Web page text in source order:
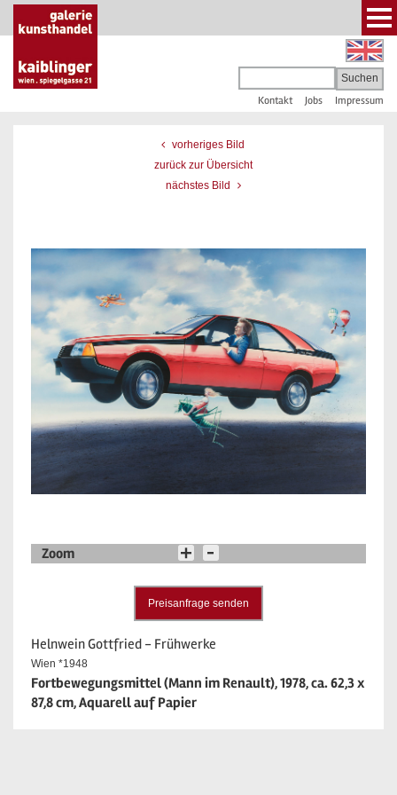
Kontakt Jobs Impressum
vorheriges Bild
zurück zur Übersicht
nächstes Bild
Zoom
Preisanfrage senden
Helnwein Gottfried - Frühwerke
Wien *1948
Fortbewegungsmittel (Mann im Renault), 1978, ca. 62,3 x
87,8 cm, Aquarell auf Papier